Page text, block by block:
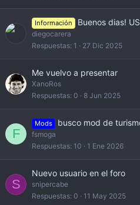
Información Buenos dias!
diegocarera
Respuestas 1 27 Dic 2025
Me vuelvo a presentar
XanoRos
Respuestas 0 8 Jun 2025
F
Mods busco mod de
fsmoga
Respuestas 10 1 Ene 2026
S
Nuevo usuario en el foro
snipercabe
Respuestas 0 11 May 2025